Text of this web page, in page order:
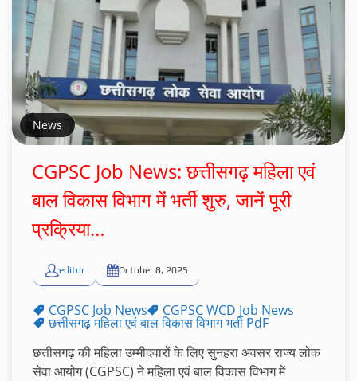
News
CGPSC Job News: छत्तीसगढ़ महिला एवं
बाल विकास विभाग में भर्ती शुरु, जानें पूरी
प्रक्रिया…
editor October 8, 2025
CGPSC Job News CGPSC WCD Job News
छत्तीसगढ़ महिला एवं बाल विकास विभाग भर्ती PdF
छत्तीसगढ़ की महिला उम्मीदवारों के लिए सुनहरा अवसर राज्य लोक
सेवा आयोग (CGPSC) ने महिला एवं बाल विकास विभाग में